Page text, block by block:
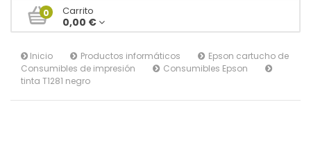
0 Carrito
0,00 €
Inicio
Productos informáticos
Consumibles de impresión
Consumibles Epson
Epson cartucho de
tinta T1281 negro